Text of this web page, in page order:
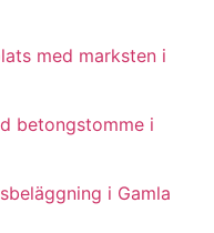
med marksten i
betongstomme i
i Gamla